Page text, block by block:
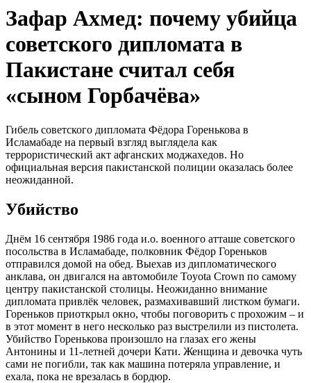
Зафар Ахмед: почему убийца
советского дипломата в
Пакистане считал себя
«сыном Горбачёва»
Гибель советского дипломата Фёдора Горенькова в
Исламабаде на первый взгляд выглядела как
террористический акт афганских моджахедов. Но
официальная версия пакистанской полиции оказалась более
неожиданной.
Убийство
Днём 16 сентября 1986 года и.о. военного атташе советского
посольства в Исламабаде, полковник Фёдор Гореньков
отправился домой на обед. Выехав из дипломатического
анклава, он двигался на автомобиле Toyota Crown по самому
центру пакистанской столицы. Неожиданно внимание
дипломата привлёк человек, размахивавший листком бумаги.
Гореньков приоткрыл окно, чтобы поговорить с прохожим – и
в этот момент в него несколько раз выстрелили из пистолета.
Убийство Горенькова произошло на глазах его жены
Антонины и 11-летней дочери Кати. Женщина и девочка чуть
сами не погибли, так как машина потеряла управление, и
ехала, пока не врезалась в бордюр.